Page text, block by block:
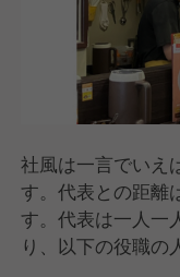
社風は一言でいえ
す。代表との距離
す。代表は一人一
り、以下の役職の